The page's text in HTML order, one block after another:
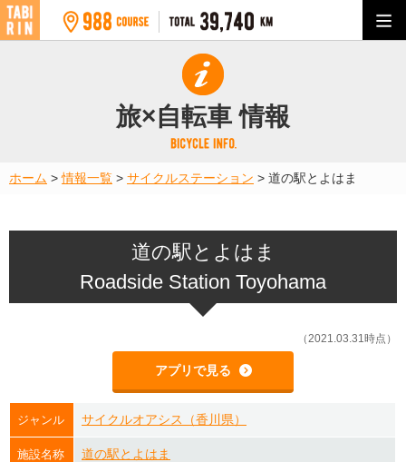
旅×自転車 情報
ホーム >情報一覧 > サイクルステーション > 道の駅とよはま
道の駅とよはま
Roadside Station Toyohama
（2021.03.31時点）
アプリで見る
ジャンル サイクルオアシス（香川県）
施設名称 道の駅とよはま